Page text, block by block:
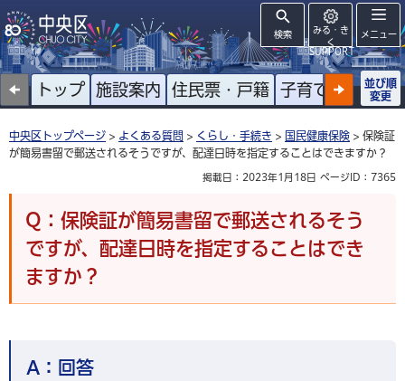
検索
みる・き
く
SUPPORT
メニュー
トップ 施設案内 住民票・戸籍 子育て 高齢者
並び順
変更
中央区トップページ > よくある質問 > くらし・手続き > 国民健康保険 > 保険証
が簡易書留で郵送されるそうですが、配達日時を指定することはできますか？
掲載日：2023年1月18日 ページID：7365
Q：保険証が簡易書留で郵送されるそう
ですが、配達日時を指定することはでき
ますか？
A： 回答